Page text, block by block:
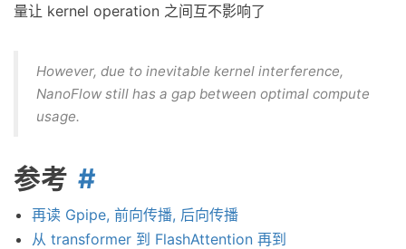
量让 kernel operation 之间互不影响了
However, due to inevitable kernel interference,
NanoFlow still has a gap between optimal compute
usage.
参考
再读 Gpipe, 前向传播, 后向传播
从 transformer 到 FlashAttention 再到